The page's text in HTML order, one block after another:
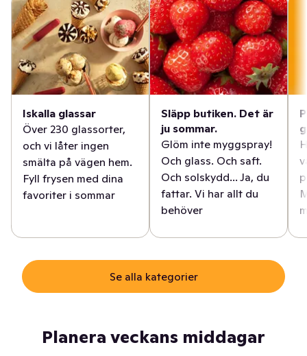
Iskalla glassar
Över 230 glassorter,
och vi låter ingen
smälta på vägen hem.
Fyll frysen med dina
favoriter i sommar
Släpp butiken. Det är
ju sommar.
Glöm inte myggspray!
Och glass. Och saft.
Och solskydd... Ja, du
fattar. Vi har allt du
behöver
Se alla kategorier
Planera veckans middagar